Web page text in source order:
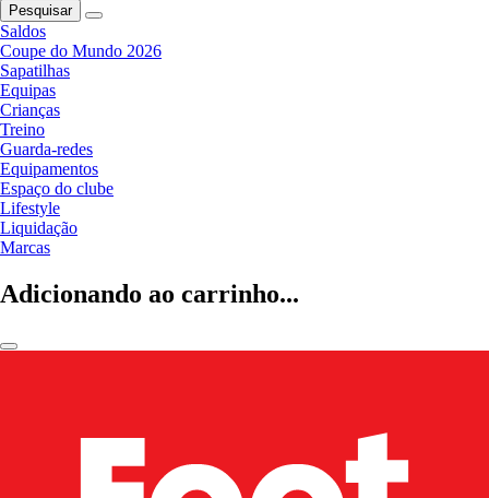
Pesquisar
Saldos
Coupe do Mundo 2026
Sapatilhas
Equipas
Crianças
Treino
Guarda-redes
Equipamentos
Espaço do clube
Lifestyle
Liquidação
Marcas
Adicionando ao carrinho...